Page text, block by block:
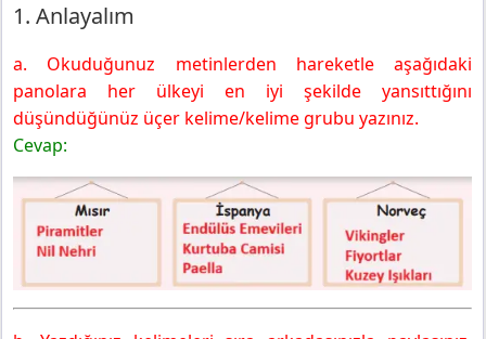
1. Anlayalım
a. Okuduğunuz metinlerden hareketle aşağıdaki
panolara her ülkeyi en iyi şekilde yansıttığını
düşündüğünüz üçer kelime/kelime grubu yazınız.
Cevap: